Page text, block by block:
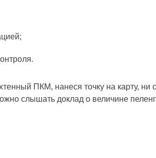
ПКМ, нанеся точку на карту, ни
слышать доклад о величине